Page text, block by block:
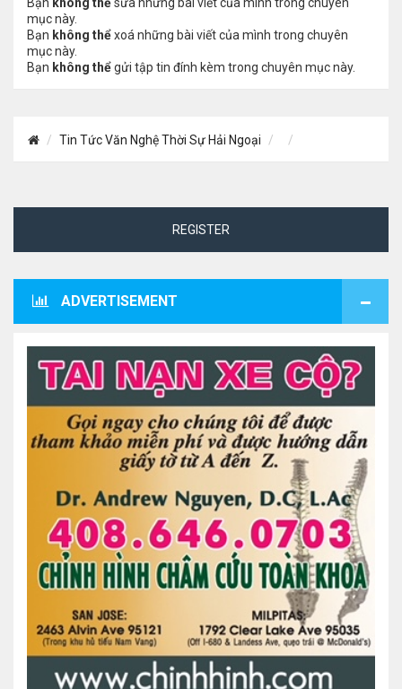
mục này.
Bạn không thểxoá những bài viết của mình trong chuyên
mục này.
Bạn không thểgửi tập tin đính kèm trong chuyên mục này.
Tin Tức Văn Nghệ Thời Sự Hải Ngoại
REGISTER
ADVERTISEMENT